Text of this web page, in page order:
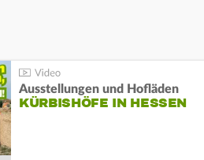
Ausstellungen und Hofläden
KÜRBISHÖFE IN HESSEN